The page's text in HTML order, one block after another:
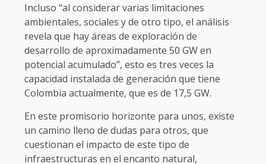
Incluso “al considerar varias limitaciones
ambientales, sociales y de otro tipo, el análisis
revela que hay áreas de exploración de
desarrollo de aproximadamente 50 GW en
potencial acumulado”, esto es tres veces la
capacidad instalada de generación que tiene
Colombia actualmente, que es de 17,5 GW.
En este promisorio horizonte para unos, existe
un camino lleno de dudas para otros, que
cuestionan el impacto de este tipo de
infraestructuras en el encanto natural,